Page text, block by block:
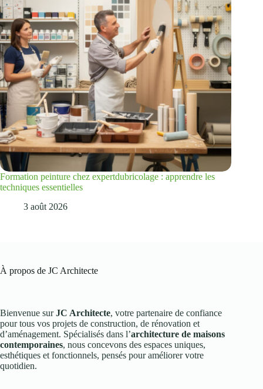
Formation peinture chez expertdubricolage : apprendre les
techniques essentielles
3 août 2026
À propos de JC Architecte
Bienvenue surJC Architecte, votre partenaire de confiance
pour tous vos projets de construction, de rénovation et
d’aménagement. Spécialisés dans l’architecture de maisons
contemporaines, nous concevons des espaces uniques,
esthétiques et fonctionnels, pensés pour améliorer votre
quotidien.